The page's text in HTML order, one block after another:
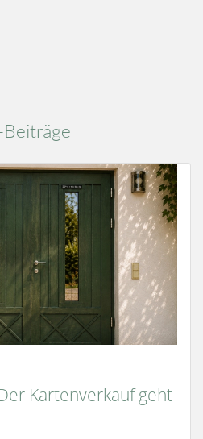
Kartenverkauf geht